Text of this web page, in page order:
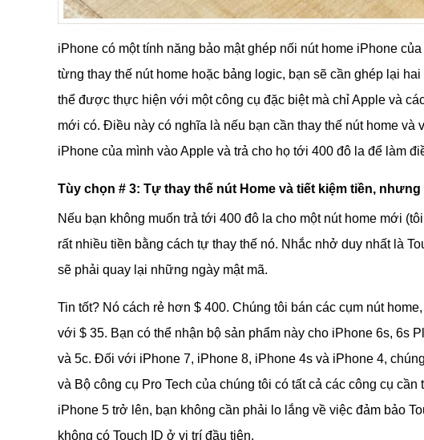
iPhone có một tính năng bảo mật ghép nối nút home iPhone
từng thay thế nút home hoặc bảng logic, bạn sẽ cần ghép lại
thể được thực hiện với một công cụ đặc biệt mà chỉ Apple và
mới có. Điều này có nghĩa là nếu bạn cần thay thế nút home và
iPhone của mình vào Apple và trả cho họ tới 400 đô la để làm
Tùy chọn # 3: Tự thay thế nút Home và tiết kiệm tiền,
Nếu bạn không muốn trả tới 400 đô la cho một nút home mới
rất nhiều tiền bằng cách tự thay thế nó. Nhắc nhở duy nhất là
sẽ phải quay lại những ngày mật mã.
Tin tốt? Nó cách rẻ hơn $ 400. Chúng tôi bán các cụm nút
với $ 35. Bạn có thể nhận bộ sản phẩm này cho iPhone 6s, 6s
và 5c. Đối với iPhone 7, iPhone 8, iPhone 4s và iPhone 4,
và Bộ công cụ Pro Tech của chúng tôi có tất cả các công cụ
iPhone 5 trở lên, bạn không cần phải lo lắng về việc đảm bảo
không có Touch ID ở vị trí đầu tiên.